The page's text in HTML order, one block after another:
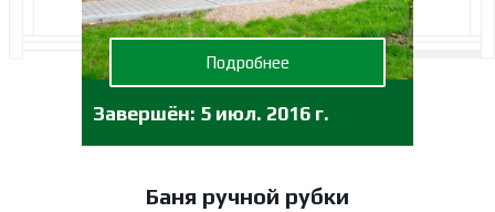
Завершён: 5 июл. 2016 г.
Подробнее
Баня ручной рубки